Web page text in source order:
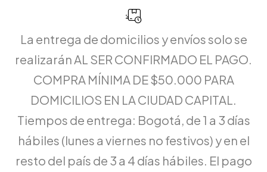
La entrega de domicilios y envíos solo se
realizarán AL SER CONFIRMADO EL PAGO.
COMPRA MÍNIMA DE $50.000 PARA
DOMICILIOS EN LA CIUDAD CAPITAL.
Tiempos de entrega: Bogotá, de 1 a 3 días
hábiles (lunes a viernes no festivos) y en el
resto del país de 3 a 4 días hábiles. El pago